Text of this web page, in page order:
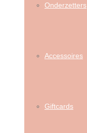
Onderzetters
Accessoires
Giftcards